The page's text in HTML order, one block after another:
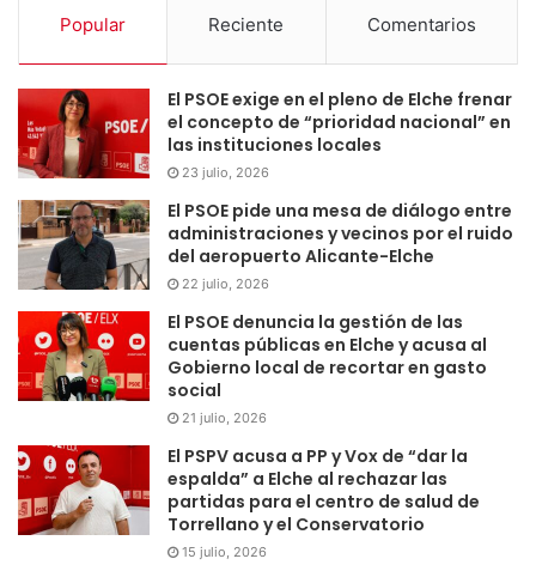
Popular Reciente Comentarios
El PSOE exige en el pleno de Elche frenar
el concepto de “prioridad nacional” en
las instituciones locales
23 julio, 2026
El PSOE pide una mesa de diálogo entre
administraciones y vecinos por el ruido
del aeropuerto Alicante-Elche
22 julio, 2026
El PSOE denuncia la gestión de las
cuentas públicas en Elche y acusa al
Gobierno local de recortar en gasto
social
21 julio, 2026
El PSPV acusa a PP y Vox de “dar la
espalda” a Elche al rechazar las
partidas para el centro de salud de
Torrellano y el Conservatorio
15 julio, 2026